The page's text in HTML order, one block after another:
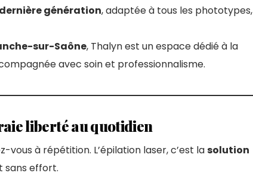
génération, adaptée à tous les phototypes,
sur-Saône, Thalyn est un espace dédié à la
avec soin et professionnalisme.
liberté au quotidien
vous à répétition. L’épilation laser, c’est lasolution
sans effort.